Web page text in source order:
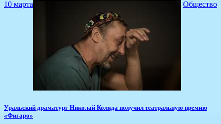
10 марта Общество
​Уральский драматург Николай Коляда получил театральную премию
«Фигаро»